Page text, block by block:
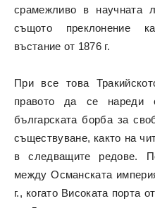
срамежливо в научната
същото преклонение
въстание от 1876 г.
При все това
правото да се нареди
българската борба за
съществуване, както на
в следващите редове.
между Османската
г., когато Високата порта